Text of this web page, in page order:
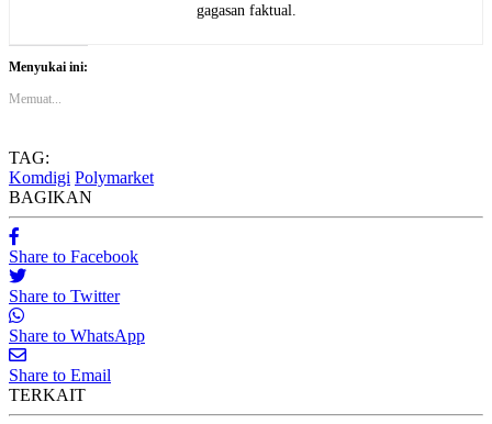
gagasan faktual.
Menyukai ini:
Memuat...
TAG:
Komdigi Polymarket
BAGIKAN
Share to Facebook
Share to Twitter
Share to WhatsApp
Share to Email
TERKAIT